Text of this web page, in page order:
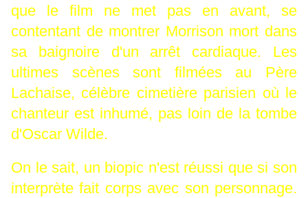
que le film ne met pas en avant, se
contentant de montrer Morrison mort dans
sa baignoire d'un arrêt cardiaque. Les
ultimes scènes sont filmées au Père
Lachaise, célèbre cimetière parisien où le
chanteur est inhumé, pas loin de la tombe
d'Oscar Wilde.
On le sait, un biopic n'est réussi que si son
interprète fait corps avec son personnage.